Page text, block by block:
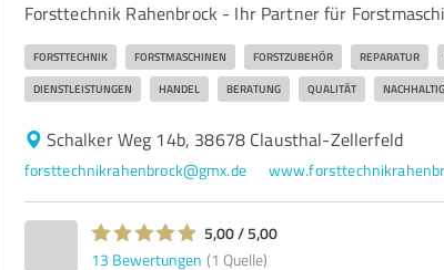
Forsttechnik Rahenbrock - Ihr Partner für
FORSTTECHNIK FORSTMASCHINEN FORSTZUBEHÖR REPARATUR
DIENSTLEISTUNGEN HANDEL BERATUNG QUALITÄT
Schalker Weg 14b, 38678 Clausthal-Zellerfeld
forsttechnikrahenbrock@gmx.de
5,00 / 5,00
13 Bewertungen (1 Quelle)